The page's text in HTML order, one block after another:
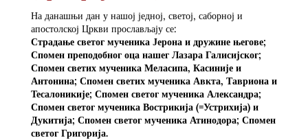
На данашњи дан у нашој једној, светој, саборној и
апостолској Цркви прослављају се:
Страдање светог мученика Јерона и дружине његове;
Спомен преподобног оца нашег Лазара Галисијског;
Спомен светих мученика Меласипа, Касиније и
Антонина; Спомен светих мученика Авкта, Тавриона и
Тесалоникије; Спомен светог мученика Александра;
Спомен светог мученика Вострикија (=Устрихија) и
Дукитија; Спомен светог мученика Атинодора; Спомен
светог Григорија.